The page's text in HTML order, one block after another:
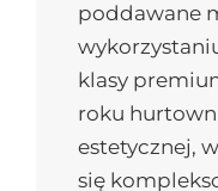
poddawane
klasy
roku
estetycznej,
się